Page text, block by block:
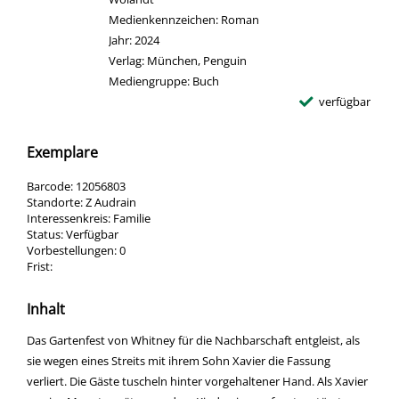
Medienkennzeichen: Roman
Jahr:2024
Verlag: München, Penguin
Mediengruppe: Buch
verfügbar
Exemplare
Barcode: 12056803
Standorte:Z Audrain
Interessenkreis: Familie
Status:Verfügbar
Vorbestellungen:0
Frist:
Inhalt
Das Gartenfest von Whitney für die Nachbarschaft entgleist, als
sie wegen eines Streits mit ihrem Sohn Xavier die Fassung
verliert. Die Gäste tuscheln hinter vorgehaltener Hand. Als Xavier